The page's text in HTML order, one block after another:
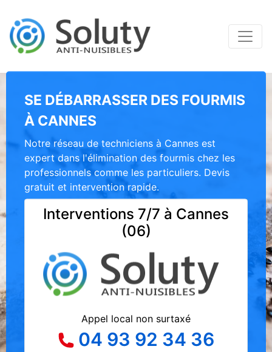
SE DÉBARRASSER DES FOURMIS
À CANNES
Notre réseau de techniciens à Cannes est
expert dans l'élimination des fourmis chez les
professionnels comme les particuliers. Devis
gratuit et intervention rapide.
Interventions 7/7 à Cannes
(06)
Appel local non surtaxé
04 93 92 34 36